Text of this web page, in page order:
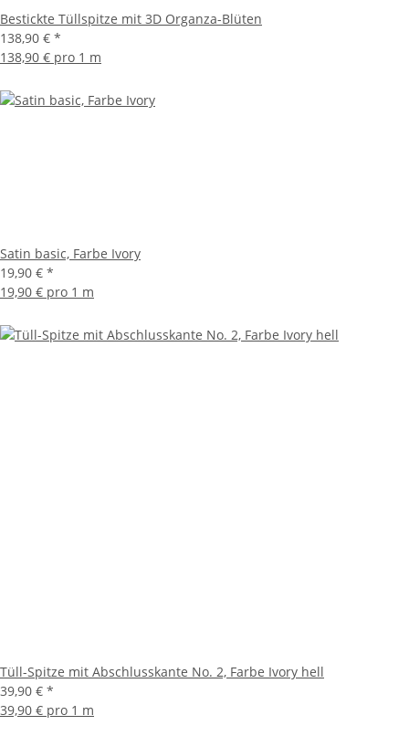
Bestickte Tüllspitze mit 3D Organza-Blüten
138,90 € *
138,90 € pro 1 m
Satin basic, Farbe Ivory
19,90 € *
19,90 € pro 1 m
Tüll-Spitze mit Abschlusskante No. 2, Farbe Ivory hell
39,90 € *
39,90 € pro 1 m